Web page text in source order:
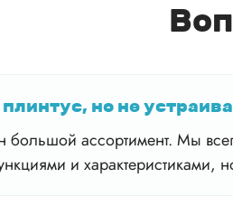
но не
большой ассортимент. Мы
и характеристиками,